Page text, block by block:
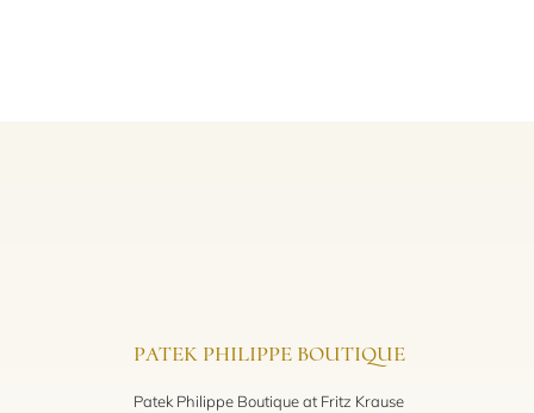
PATEK PHILIPPE BOUTIQUE
Patek Philippe Boutique at Fritz Krause